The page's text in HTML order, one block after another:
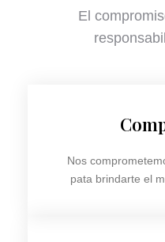
El
Nos
pata brindarte el